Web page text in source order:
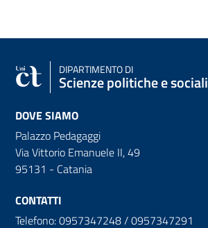
DIPARTIMENTO DI
Scienze politiche e sociali
DOVE SIAMO
Palazzo Pedagaggi
Via Vittorio Emanuele II, 49
95131 - Catania
CONTATTI
Telefono: 0957347248 / 0957347291